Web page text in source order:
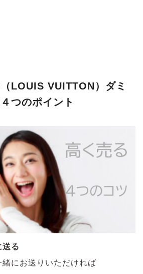
LOUIS VUITTON）ダミ
つのポイント
送る
にお送りいただければ